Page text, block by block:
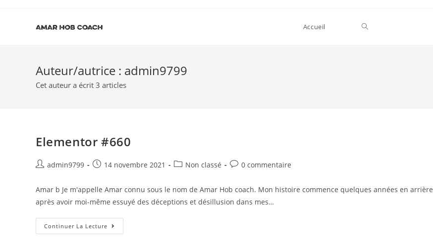
Accueil
Auteur/autrice : admin9799
Cet auteur a écrit 3 articles
Elementor #660
Postadmin9799
Post14 novembre 2021
PostNon classé
Post0 commentaire
Amar b Je m'appelle Amar connu sous le nom de Amar Hob coach. Mon histoire commence quelques années en arrière
après avoir moi-même essuyé des déceptions et désillusion dans mes…
Continuer La Lecture Elementor
#660